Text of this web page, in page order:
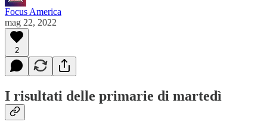
Focus America
mag 22, 2022
2
I risultati delle primarie di martedì